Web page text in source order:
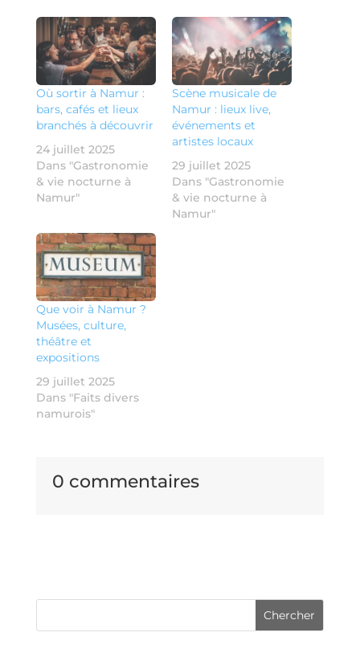
Où sortir à Namur :
bars, cafés et lieux
branchés à découvrir
24 juillet 2025
Dans "Gastronomie
& vie nocturne à
Namur"
Scène musicale de
Namur : lieux live,
événements et
artistes locaux
29 juillet 2025
Dans "Gastronomie
& vie nocturne à
Namur"
Que voir à Namur ?
Musées, culture,
théâtre et
expositions
29 juillet 2025
Dans "Faits divers
namurois"
0 commentaires